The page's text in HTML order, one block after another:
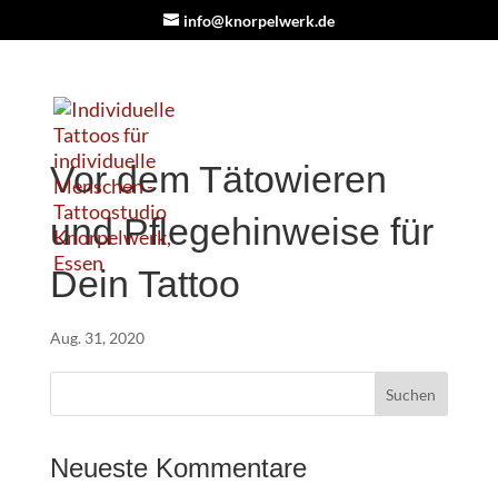
info@knorpelwerk.de
Vor dem Tätowieren
und Pflegehinweise für
Dein Tattoo
Aug. 31, 2020
Neueste Kommentare